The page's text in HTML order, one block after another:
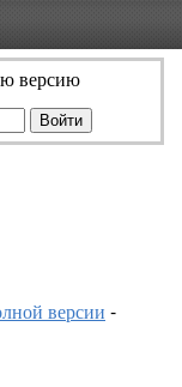
версию
версии -